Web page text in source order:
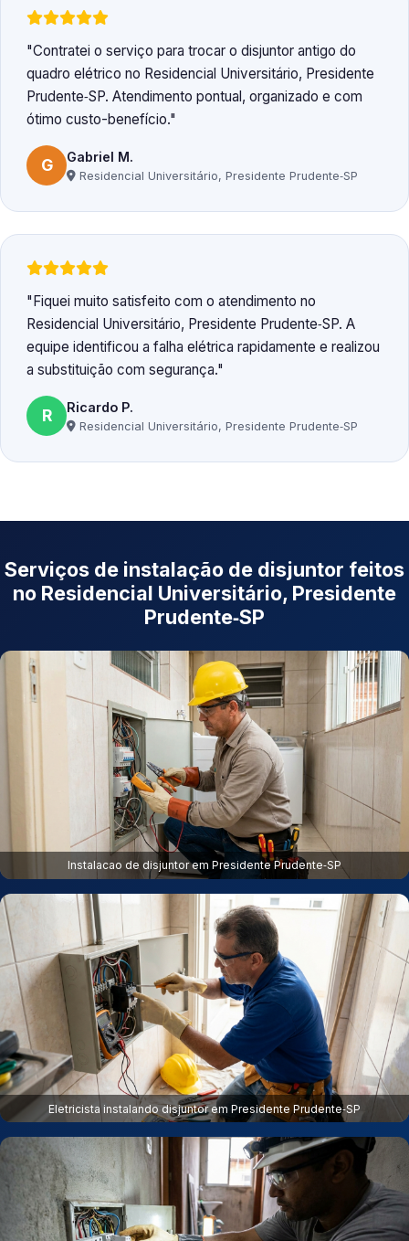
Contratei o serviço para trocar o disjuntor antigo do
quadro elétrico no Residencial Universitário, Presidente
Prudente‑SP. Atendimento pontual, organizado e com
ótimo custo-benefício.
G Gabriel M.
Residencial Universitário, Presidente Prudente‑SP
Fiquei muito satisfeito com o atendimento no
Residencial Universitário, Presidente Prudente‑SP. A
equipe identificou a falha elétrica rapidamente e realizou
a substituição com segurança.
R Ricardo P.
Residencial Universitário, Presidente Prudente‑SP
Serviços de instalação de disjuntor feitos
no Residencial Universitário, Presidente
Prudente‑SP
Instalacao de disjuntor em Presidente Prudente‑SP
Eletricista instalando disjuntor em Presidente Prudente‑SP